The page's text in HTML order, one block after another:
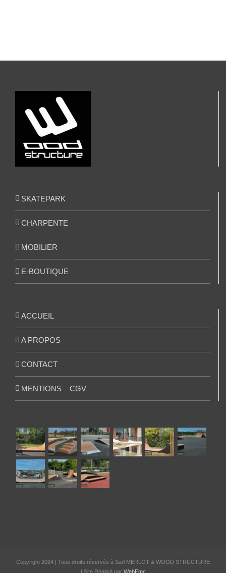
SKATEPARK
CHARPENTE
MOBILIER
E-BOUTIQUE
ACCUEIL
A PROPOS
CONTACT
MENTIONS – CGV
Copyright 2024 | Tous droits réservés à Sarl MERLOT & WOOD STRUCTURE
| Site Réalisé par WebEmc